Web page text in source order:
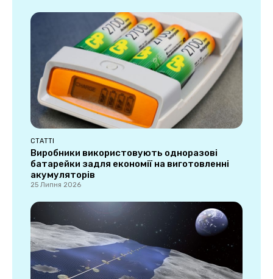
СТАТТІ
Виробники використовують одноразові
батарейки задля економії на виготовленні
акумуляторів
25 Липня 2026